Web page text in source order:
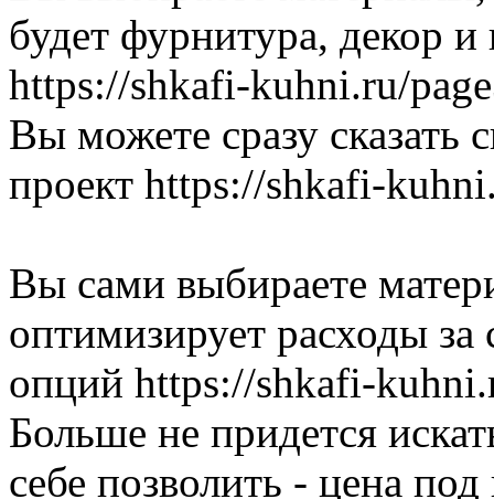
будет фурнитура, декор
https://shkafi-kuhni.ru/
Вы можете сразу сказать
проект https://shkafi-
Вы сами выбираете
оптимизирует расходы
опций https://shkafi-
Больше не придется
себе позволить - цена